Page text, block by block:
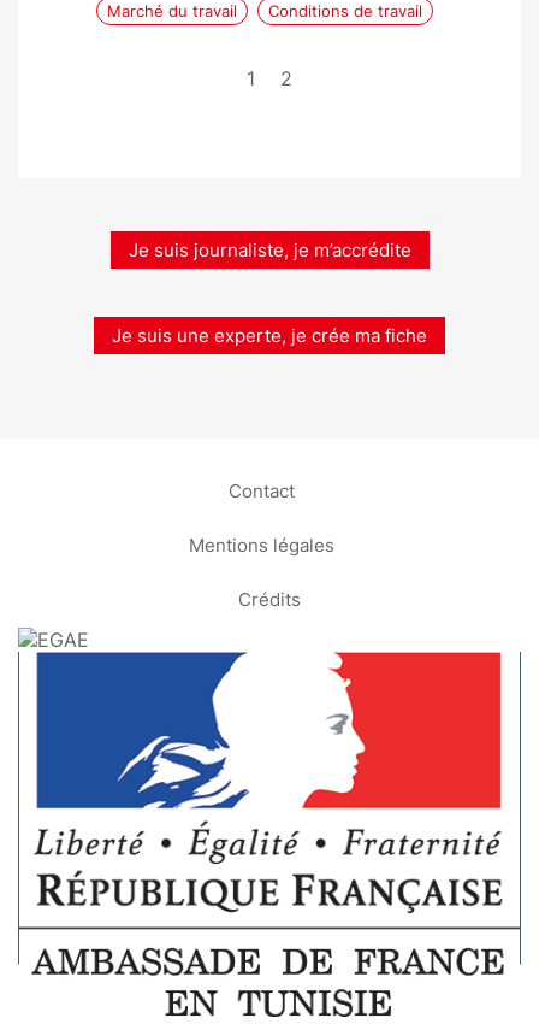
Marché du travail Conditions de travail
1 2
Je suis journaliste, je m’accrédite
Je suis une experte, je crée ma fiche
Contact
Mentions légales
Crédits